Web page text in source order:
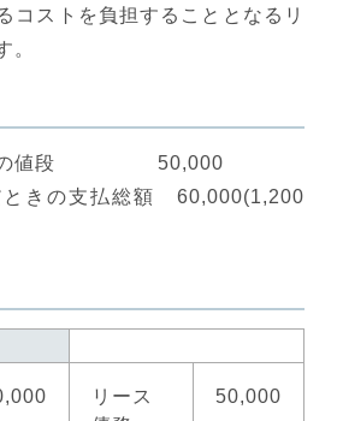
コストを負担することとなるリ
。
時の値段 50,000
ときの支払総額 60,000(1,200
リース
50,000